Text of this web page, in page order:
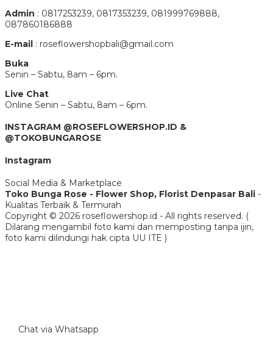
Admin : 0817253239, 0817353239, 081999769888,
087860186888
E-mail : roseflowershopbali@gmail.com
Buka
Senin – Sabtu, 8am – 6pm.
Live Chat
Online Senin – Sabtu, 8am – 6pm.
INSTAGRAM @ROSEFLOWERSHOP.ID &
@TOKOBUNGAROSE
Instagram
Social Media & Marketplace
Toko Bunga Rose - Flower Shop, Florist Denpasar Bali -
Kualitas Terbaik & Termurah
Copyright © 2026 roseflowershop.id - All rights reserved. (
Dilarang mengambil foto kami dan memposting tanpa ijin,
foto kami dilindungi hak cipta UU ITE )
Chat via Whatsapp